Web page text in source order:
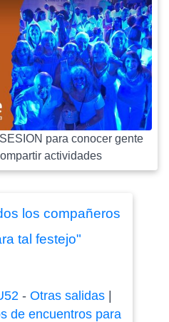
para conocer gente
actividades
los compañeros
tal festejo"
- Otras salidas|
de encuentros para